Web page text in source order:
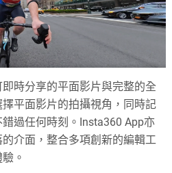
時分享的平面影片與完整的全
平面影片的拍攝視角，同時記
過任何時刻。Insta360 App亦
介面，整合多項創新的編輯工
。